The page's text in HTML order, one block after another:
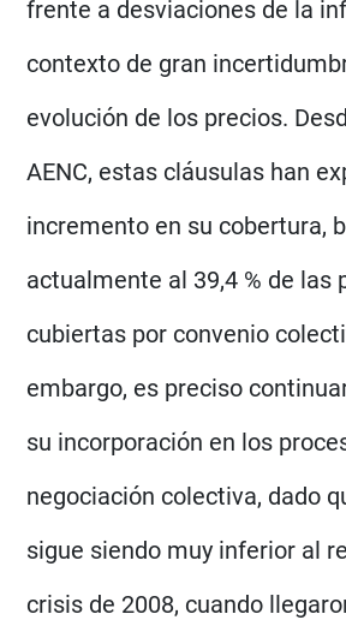
frente a desviaciones de la
contexto de gran
evolución de los precios.
AENC, estas cláusulas han
incremento en su cobertura,
actualmente al 39,4 % de las
cubiertas por convenio
embargo, es preciso
su incorporación en los
negociación colectiva, dado
sigue siendo muy inferior al
crisis de 2008, cuando